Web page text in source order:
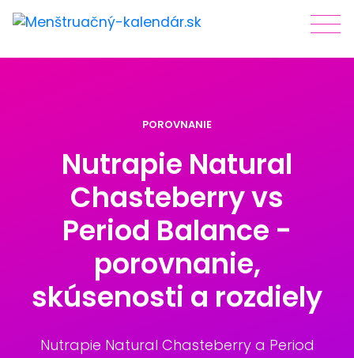
POROVNANIE
Nutrapie Natural
Chasteberry vs
Period Balance -
porovnanie,
skúsenosti a rozdiely
Nutrapie Natural Chasteberry a Period